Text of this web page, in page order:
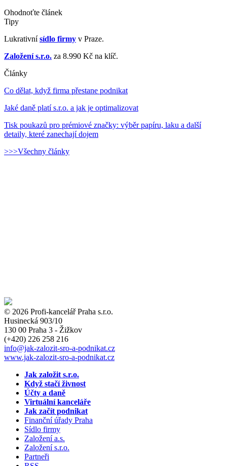
Ohodnoťte článek
Tipy
Lukrativnísídlo firmy v Praze.
Založení s.r.o. za 8.990 Kč na klíč.
Články
Co dělat, když firma přestane podnikat
Jaké daně platí s.r.o. a jak je optimalizovat
Tisk poukazů pro prémiové značky: výběr papíru, laku a další
detaily, které zanechají dojem
>>>Všechny články
© 2026 Profi-kancelář Praha s.r.o.
Husinecká 903/10
130 00 Praha 3 - Žižkov
(+420) 226 258 216
info@jak-zalozit-sro-a-podnikat.cz
www.jak-zalozit-sro-a-podnikat.cz
Jak založit s.r.o.
Když stačí živnost
Účty a daně
Virtuální kanceláře
Jak začít podnikat
Finanční úřady Praha
Sídlo firmy
Založení a.s.
Založení s.r.o.
Partneři